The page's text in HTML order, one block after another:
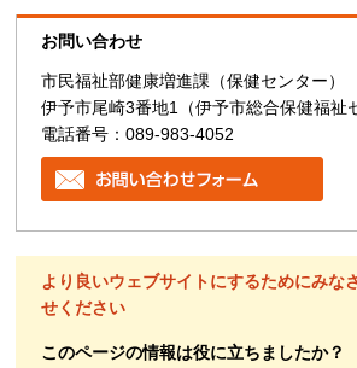
お問い合わせ
市民福祉部健康増進課（保健センター）
伊予市尾崎3番地1（伊予市総合保健福祉
電話番号：089-983-4052
より良いウェブサイトにするためにみな
せください
このページの情報は役に立ちましたか？